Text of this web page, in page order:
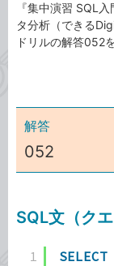
『集中演習 SQL
タ分析（できる
ドリルの解答052
解答
052
SQL文（クエ
1
SELECT